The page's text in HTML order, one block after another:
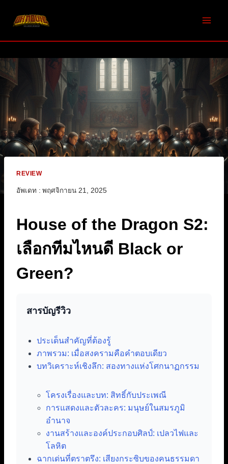
REVIEW
อัพเดท : พฤศจิกายน 21, 2025
House of the Dragon S2:
เลือกทีมไหนดี Black or
Green?
สารบัญรีวิว
ประเด็นสำคัญที่ต้องรู้
ภาพรวม: เมื่อสงครามคือคำตอบเดียว
บทวิเคราะห์เชิงลึก: สองทางแห่งโศกนาฏกรรม
โครงเรื่องและบท: สิทธิ์กับประเพณี
การแสดงและตัวละคร: มนุษย์ในสมรภูมิ
อำนาจ
งานสร้างและองค์ประกอบศิลป์: เปลวไฟและ
โลหิต
ฉากเด่นที่ตราตรึง: เสียงกระซิบของคนธรรมดา